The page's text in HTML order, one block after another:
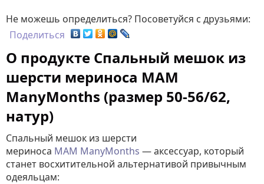
Не можешь определиться? Посоветуйся с друзьями:
Поделиться
О продукте Спальный мешок из
шерсти мериноса MAM
ManyMonths (размер 50-56/62,
натур)
Спальный мешок из шерсти
мериноса MAM ManyMonths — аксессуар, который
станет восхитительной альтернативой привычным
одеяльцам: